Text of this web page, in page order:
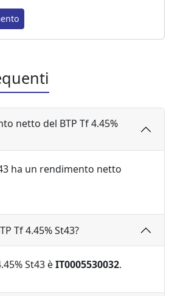
netto del BTP Tf 4.45%
ha un rendimento netto
Tf 4.45% St43?
St43 èIT0005530032.